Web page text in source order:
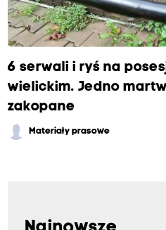
6 serwali i ryś na
wielickim. Jedno
zakopane
Materiały prasowe